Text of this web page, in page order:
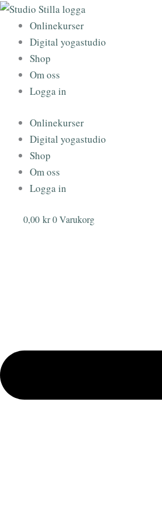
Hoppa
innehåll
Onlinekurser
Digital yogastudio
Shop
Om oss
Logga in
Onlinekurser
Digital yogastudio
Shop
Om oss
Logga in
0,00 kr0Varukorg